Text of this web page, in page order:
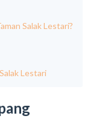
Salak Lestari?
Lestari